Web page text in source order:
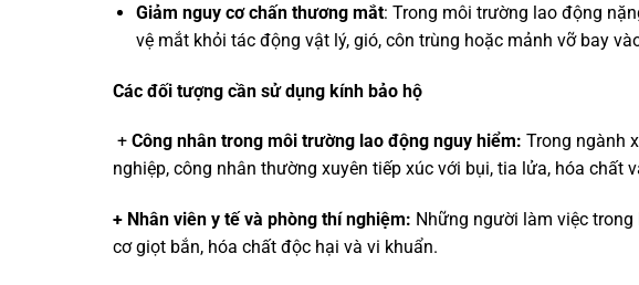
Giảm nguy cơ chấn thương mắt: Trong môi trường lao động
vệ mắt khỏi tác động vật lý, gió, côn trùng hoặc mảnh vỡ bay
Các đối tượng cần sử dụng kính bảo hộ
+ Công nhân trong môi trường lao động nguy hiểm: Trong ngành
nghiệp, công nhân thường xuyên tiếp xúc với bụi, tia lửa, hóa chất
+ Nhân viên y tế và phòng thí nghiệm: Những người làm việc
cơ giọt bắn, hóa chất độc hại và vi khuẩn.